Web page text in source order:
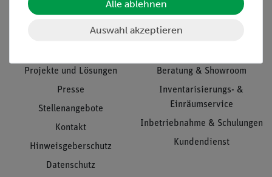
Informationen
Projekte und Lösungen
Presse
Stellenangebote
Kontakt
Hinweisgeberschutz
Datenschutz
Service
Beratung & Showroom
Inventarisierungs- &
Einräumservice
Inbetriebnahme & Schulungen
Kundendienst
Alle ablehnen
Auswahl akzeptieren